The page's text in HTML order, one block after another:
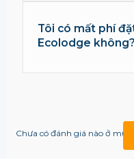
Tôi có mất phí
Ecolodge không?
Chưa có đánh giá nào ở mục